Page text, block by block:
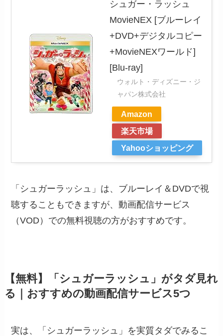
シュガー・ラッシュ
MovieNEX [ブルーレイ
+DVD+デジタルコピー
+MovieNEXワールド]
[Blu-ray]
ウォルト・ディズニー・ジ
ャパン株式会社
Amazon
楽天市場
Yahooショッピング
「シュガーラッシュ」は、ブルーレイ＆DVDで視
聴することもできますが、動画配信サービス
（VOD）での無料視聴の方がおすすめです。
【無料】「シュガーラッシュ」がタダ見れ
る｜おすすめの動画配信サービス5つ
実は、「シュガーラッシュ」を実質タダでみるこ